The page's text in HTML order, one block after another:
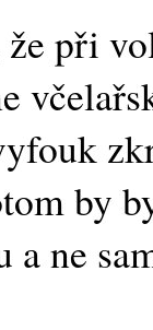
při
by
ne